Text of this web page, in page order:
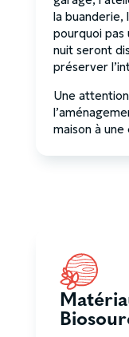
la
pourquoi pas
nuit seront
préserver
Une
maison à